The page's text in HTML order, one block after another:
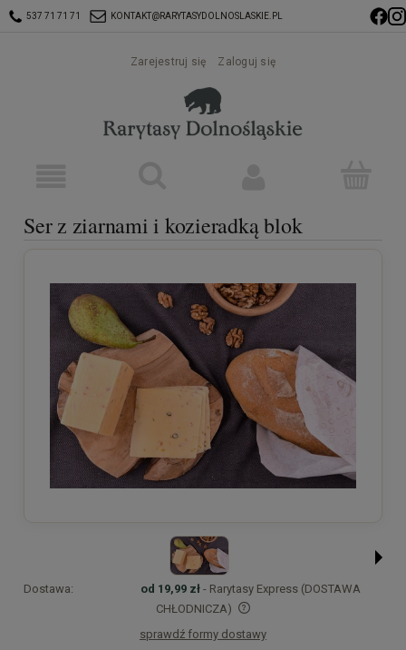
537 71 71 71 KONTAKT@RARYTASYDOLNOSLASKIE.PL
Zarejestruj się Zaloguj się
Ser z ziarnami i kozieradką blok
Dostawa: od 19,99 zł - Rarytasy Express (DOSTAWA
CHŁODNICZA)
Cena nie zawiera ewentualnych kosztów płatności
sprawdź formy dostawy